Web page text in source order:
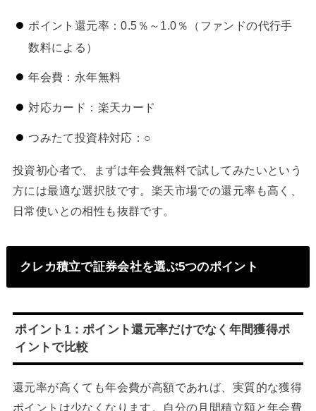
ポイント還元率：0.5％～1.0％（ファンドの代行手
数料による）
年会費：永年無料
対応カード：楽天カード
つみたて投資枠対応：○
投資初心者で、まずは年会費無料で試してみたいという
方には最適な選択肢です。楽天市場での還元率も高く、
日常使いとの相性も抜群です。
クレカ積立で証券会社を選ぶ5つのポイント
ポイント1：ポイント還元率だけでなく年間獲得ポ
イントで比較
還元率が高くても年会費が高額であれば、実質的な獲得
ポイントは少なくなります。自分の月間積立額と年会費